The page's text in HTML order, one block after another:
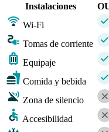
Instalaciones
Wi-Fi
Tomas de corriente
Equipaje
Comida y bebida
Zona de silencio
Accesibilidad